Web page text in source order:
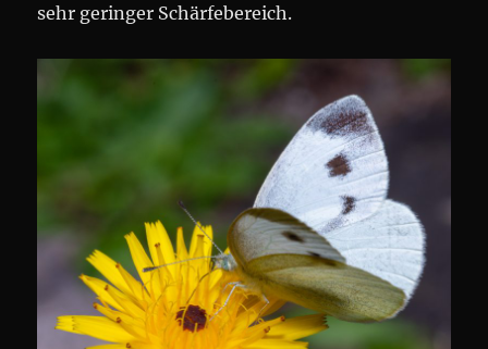
sehr geringer Schärfebereich.